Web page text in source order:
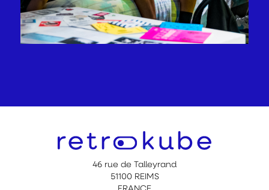
46 rue de Talleyrand
51100 REIMS